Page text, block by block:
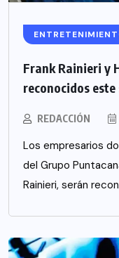
Frank Rainieri y
reconocidos
REDACCIÓN
Los empresarios
del Grupo
Rainieri, serán